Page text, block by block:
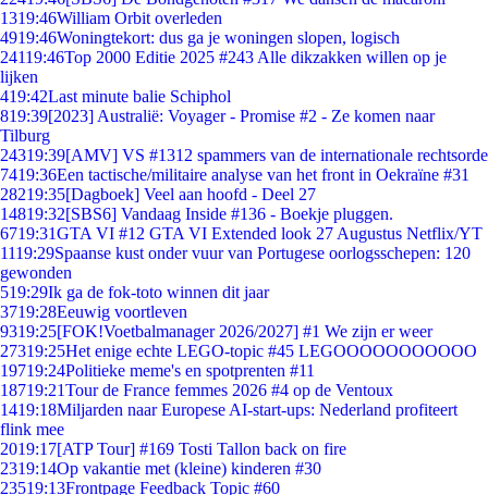
1319:46William Orbit overleden
4919:46Woningtekort: dus ga je woningen slopen, logisch
24119:46Top 2000 Editie 2025 #243 Alle dikzakken willen op je
lijken
419:42Last minute balie Schiphol
819:39[2023] Australië: Voyager - Promise #2 - Ze komen naar
Tilburg
24319:39[AMV] VS #1312 spammers van de internationale rechtsorde
7419:36Een tactische/militaire analyse van het front in Oekraïne #31
28219:35[Dagboek] Veel aan hoofd - Deel 27
14819:32[SBS6] Vandaag Inside #136 - Boekje pluggen.
6719:31GTA VI #12 GTA VI Extended look 27 Augustus Netflix/YT
1119:29Spaanse kust onder vuur van Portugese oorlogsschepen: 120
gewonden
519:29Ik ga de fok-toto winnen dit jaar
3719:28Eeuwig voortleven
9319:25[FOK!Voetbalmanager 2026/2027] #1 We zijn er weer
27319:25Het enige echte LEGO-topic #45 LEGOOOOOOOOOOO
19719:24Politieke meme's en spotprenten #11
18719:21Tour de France femmes 2026 #4 op de Ventoux
1419:18Miljarden naar Europese AI-start-ups: Nederland profiteert
flink mee
2019:17[ATP Tour] #169 Tosti Tallon back on fire
2319:14Op vakantie met (kleine) kinderen #30
23519:13Frontpage Feedback Topic #60